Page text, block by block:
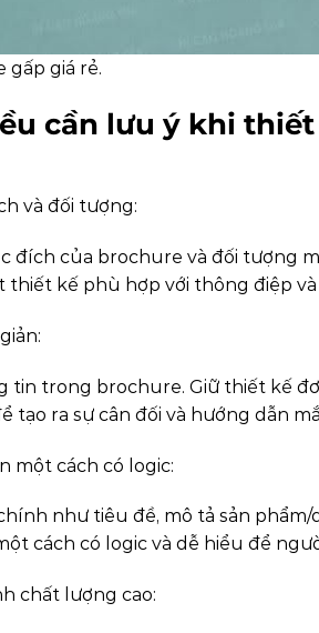
gấp giá rẻ.
cần lưu ý khi
và đối tượng:
đích của brochure và đối tượng
thiết kế phù hợp với thông điệp
tin trong brochure. Giữ thiết kế
tạo ra sự cân đối và hướng dẫn
một cách có logic:
như tiêu đề, mô tả sản
cách có logic và dễ hiểu để
chất lượng cao: